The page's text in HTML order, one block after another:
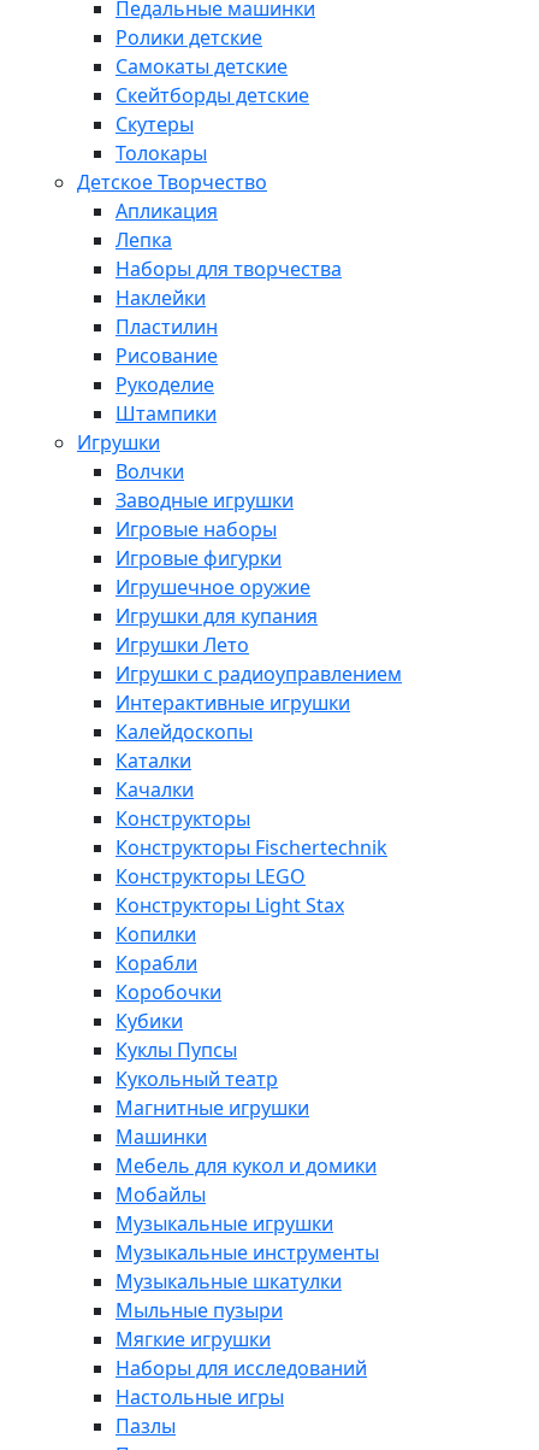
Педальные машинки
Ролики детские
Самокаты детские
Скейтборды детские
Скутеры
Толокары
Детское Творчество
Апликация
Лепка
Наборы для творчества
Наклейки
Пластилин
Рисование
Рукоделие
Штампики
Игрушки
Волчки
Заводные игрушки
Игровые наборы
Игровые фигурки
Игрушечное оружие
Игрушки для купания
Игрушки Лето
Игрушки с радиоуправлением
Интерактивные игрушки
Калейдоскопы
Каталки
Качалки
Конструкторы
Конструкторы Fisсhertechnik
Конструкторы LEGO
Конструкторы Light Stax
Копилки
Корабли
Коробочки
Кубики
Куклы Пупсы
Кукольный театр
Магнитные игрушки
Машинки
Мебель для кукол и домики
Мобайлы
Музыкальные игрушки
Музыкальные инструменты
Музыкальные шкатулки
Мыльные пузыри
Мягкие игрушки
Наборы для исследований
Настольные игры
Пазлы